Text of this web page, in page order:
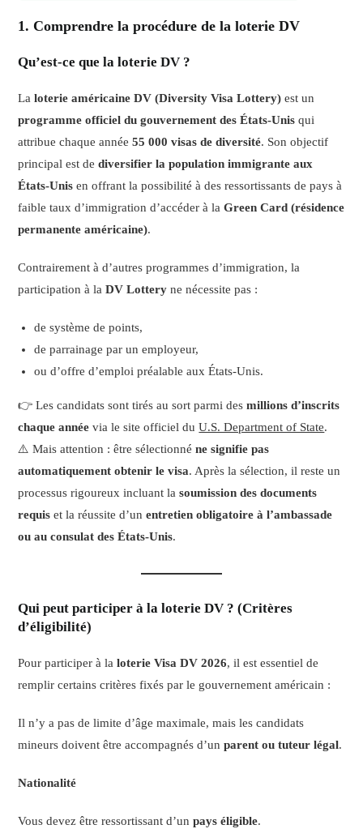
1. Comprendre la procédure de la loterie DV
Qu’est-ce que la loterie DV ?
Laloterie américaine DV (Diversity Visa Lottery) est un
programme officiel du gouvernement des États-Unis qui
attribue chaque année55 000 visas de diversité. Son objectif
principal est dediversifier la population immigrante aux
États-Unis en offrant la possibilité à des ressortissants de pays à
faible taux d’immigration d’accéder à laGreen Card (résidence
permanente américaine).
Contrairement à d’autres programmes d’immigration, la
participation à laDV Lottery ne nécessite pas :
de système de points,
de parrainage par un employeur,
ou d’offre d’emploi préalable aux États-Unis.
👉 Les candidats sont tirés au sort parmi desmillions d’inscrits
chaque année via le site officiel duU.S. Department of State.
⚠️ Mais attention : être sélectionnéne signifie pas
automatiquement obtenir le visa. Après la sélection, il reste un
processus rigoureux incluant lasoumission des documents
requis et la réussite d’unentretien obligatoire à l’ambassade
ou au consulat des États-Unis.
Qui peut participer à la loterie DV ? (Critères
d’éligibilité)
Pour participer à laloterie Visa DV 2026, il est essentiel de
remplir certains critères fixés par le gouvernement américain :
Il n’y a pas de limite d’âge maximale, mais les candidats
mineurs doivent être accompagnés d’unparent ou tuteur légal.
Nationalité
Vous devez être ressortissant d’unpays éligible.